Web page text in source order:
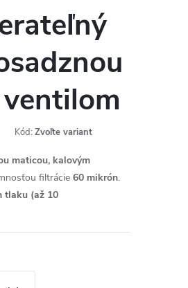
Kód: Zvoľte variant
maticou, kalovým
filtrácie 60 mikrón.
tlaku (až 10